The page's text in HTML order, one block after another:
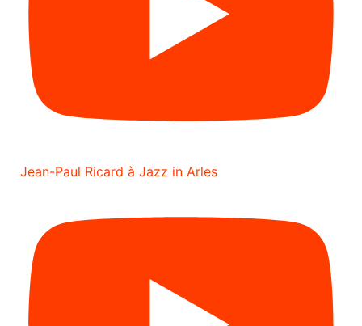
Jean-Paul Ricard à Jazz in Arles